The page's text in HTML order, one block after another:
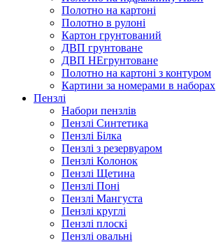
Полотно на картоні
Полотно в рулоні
Картон грунтований
ДВП грунтоване
ДВП НЕгрунтоване
Полотно на картоні з контуром
Картини за номерами в наборах
Пензлі
Набори пензлів
Пензлі Синтетика
Пензлі Білка
Пензлі з резервуаром
Пензлі Колонок
Пензлі Щетина
Пензлі Поні
Пензлі Мангуста
Пензлі круглі
Пензлі плоскі
Пензлі овальні